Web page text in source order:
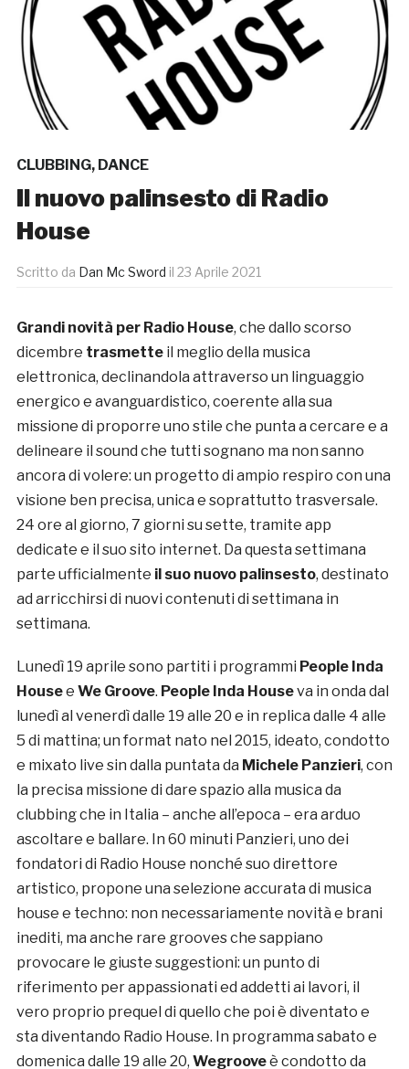
CLUBBING, DANCE
Il nuovo palinsesto di Radio
House
Scritto da Dan Mc Sword il 23 Aprile 2021
Grandi novità per Radio House, che dallo scorso
dicembre trasmetteil meglio della musica
elettronica, declinandola attraverso un linguaggio
energico e avanguardistico, coerente alla sua
missione di proporre uno stile che punta a cercare e a
delineare il sound che tutti sognano ma non sanno
ancora di volere: un progetto di ampio respiro con una
visione ben precisa, unica e soprattutto trasversale.
24 ore al giorno, 7 giorni su sette, tramite app
dedicate e il suo sito internet. Da questa settimana
parte ufficialmente il suo nuovo palinsesto, destinato
ad arricchirsi di nuovi contenuti di settimana in
settimana.
Lunedì 19 aprile sono partiti i programmi People Inda
Housee We Groove. People Inda Houseva in onda dal
lunedì al venerdì dalle 19 alle 20 e in replica dalle 4 alle
5 di mattina; un format nato nel 2015, ideato, condotto
e mixato live sin dalla puntata da Michele Panzieri, con
la precisa missione di dare spazio alla musica da
clubbing che in Italia – anche all’epoca – era arduo
ascoltare e ballare. In 60 minuti Panzieri, uno dei
fondatori di Radio House nonché suo direttore
artistico, propone una selezione accurata di musica
house e techno: non necessariamente novità e brani
inediti, ma anche rare grooves che sappiano
provocare le giuste suggestioni: un punto di
riferimento per appassionati ed addetti ai lavori, il
vero proprio prequel di quello che poi è diventato e
sta diventando Radio House. In programma sabato e
domenica dalle 19 alle 20, Wegrooveè condotto da